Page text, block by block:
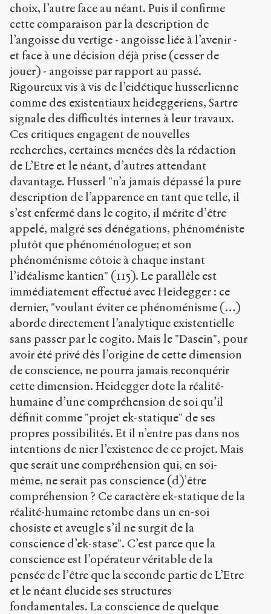
choix, l’autre face au néant. Puis il confirme
cette comparaison par la description de
l’angoisse du vertige - angoisse liée à l’avenir -
et face à une décision déjà prise (cesser de
jouer) - angoisse par rapport au passé.
Rigoureux vis à vis de l’eidétique husserlienne
comme des existentiaux heideggeriens, Sartre
signale des difficultés internes à leur travaux.
Ces critiques engagent de nouvelles
recherches, certaines menées dès la rédaction
de L’Etre et le néant, d’autres attendant
davantage. Husserl "n’a jamais dépassé la pure
description de l’apparence en tant que telle, il
s’est enfermé dans le cogito, il mérite d’être
appelé, malgré ses dénégations, phénoméniste
plutôt que phénoménologue; et son
phénoménisme côtoie à chaque instant
l’idéalisme kantien" (115). Le parallèle est
immédiatement effectué avec Heidegger : ce
dernier, "voulant éviter ce phénoménisme (…)
aborde directement l’analytique existentielle
sans passer par le cogito. Mais le "Dasein", pour
avoir été privé dès l’origine de cette dimension
de conscience, ne pourra jamais reconquérir
cette dimension. Heidegger dote la réalité-
humaine d’une compréhension de soi qu’il
définit comme "projet ek-statique" de ses
propres possibilités. Et il n’entre pas dans nos
intentions de nier l’existence de ce projet. Mais
que serait une compréhension qui, en soi-
même, ne serait pas conscience (d)’être
compréhension ? Ce caractère ek-statique de la
réalité-humaine retombe dans un en-soi
chosiste et aveugle s’il ne surgit de la
conscience d’ek-stase". C’est parce que la
conscience est l’opérateur véritable de la
pensée de l’être que la seconde partie de L’Etre
et le néant élucide ses structures
fondamentales. La conscience de quelque